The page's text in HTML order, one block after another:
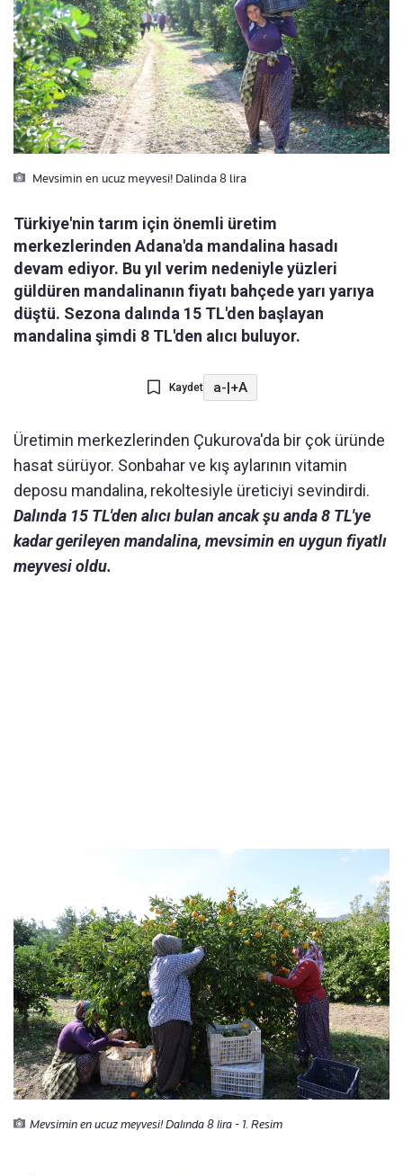
Mevsimin en ucuz meyvesi! Dalinda 8 lira
Türkiye'nin tarım için önemli üretim
merkezlerinden Adana'da mandalina hasadı
devam ediyor. Bu yıl verim nedeniyle yüzleri
güldüren mandalinanın fiyatı bahçede yarı yarıya
düştü. Sezona dalında 15 TL'den başlayan
mandalina şimdi 8 TL'den alıcı buluyor.
Kaydet a-|+A
Üretimin merkezlerinden Çukurova'da bir çok üründe
hasat sürüyor. Sonbahar ve kış aylarının vitamin
deposu mandalina, rekoltesiyle üreticiyi sevindirdi.
Dalında 15 TL'den alıcı bulan ancak şu anda 8 TL'ye
kadar gerileyen mandalina, mevsimin en uygun fiyatlı
meyvesi oldu.
Mevsimin en ucuz meyvesi! Dalında 8 lira - 1. Resim